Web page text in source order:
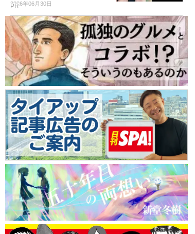
2026年06月30日
PR